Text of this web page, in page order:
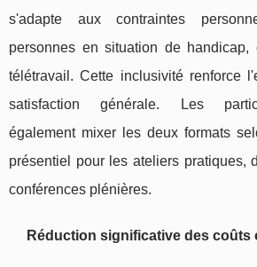
s'adapte aux contraintes
personnes en situation de handicap,
télétravail. Cette inclusivité renforce
satisfaction générale. Les
également mixer les deux formats
présentiel pour les ateliers pratiques,
conférences plénières.
Réduction significative des coûts